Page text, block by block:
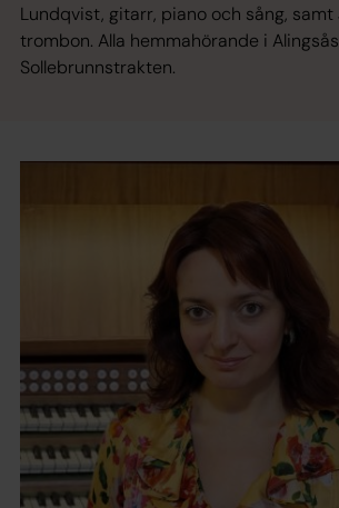
Lundqvist, gitarr, piano och sång, samt
trombon. Alla hemmahörande i
Sollebrunnstrakten.